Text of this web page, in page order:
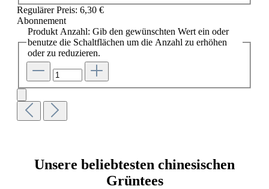
Regulärer Preis: 6,30 €
Abonnement
Produkt Anzahl: Gib den gewünschten Wert ein oder
benutze die Schaltflächen um die Anzahl zu erhöhen
oder zu reduzieren.
Unsere beliebtesten chinesischen
Grüntees